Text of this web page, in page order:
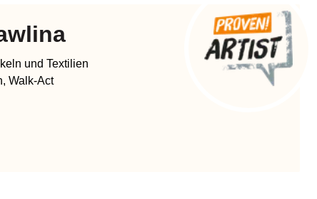
und Textilien
Walk-Act